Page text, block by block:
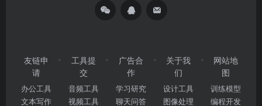
友链申
请
办公工具
文本写作
工具提
交
音频工具
视频工具
广告合
作
学习研究
聊天问答
关于我
们
设计工具
图像处理
网站地
图
训练模型
编程开发